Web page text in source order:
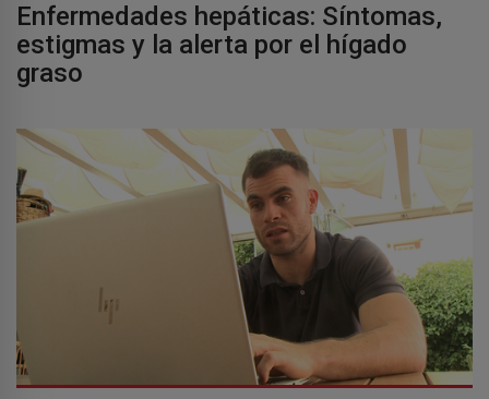
Enfermedades hepáticas: Síntomas,
estigmas y la alerta por el hígado
graso